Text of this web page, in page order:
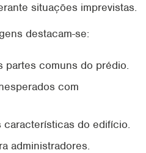
situações imprevistas.
destacam-se:
partes comuns do prédio.
com
características do edifício.
administradores.